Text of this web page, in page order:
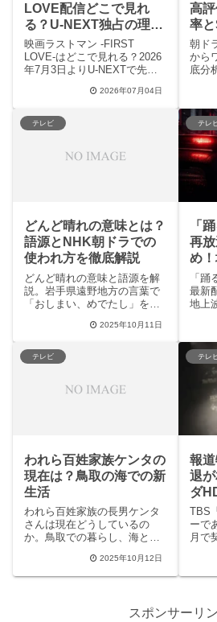
LOVE配信どこで見れ
る？U-NEXT独占の理由
と3つの見どころ
映画ラストマン -FIRST
LOVE-はどこで見れる？2026
年7月3日よりU-NEXTで先行
行収入17億円を突破した大ヒ
の追いラストマンの秘密、ド
ラマ版と合わせて一気にお得
します。
2026年07月04日
高
率
分析
朝ド
から
底分
話
翼」
リ
ます
上が
ど、
ドラ
う。
テレビ
どんど晴れの意味とは？
語源とNHK朝ドラでの
使われ方を徹底解説
どんど晴れの意味と語源を解
説。岩手県遠野地方の言葉で
「おしまい、めでたし」を意
方、SNSでの反響、現代の活
2025年10月11日
テレ
「
再
め
と
「
最新
地上
信
ク、
力
前に
した
す。
テレビ
われら百姓家族ケンタの
現在は？鳥取の海での新
生活
われら百姓家族の長男ケンタ
さんは現在どうしているの
か。鳥取での暮らし、海との
を検索意図に合わせて整理し
ます。
2025年10月12日
テレ
報
退
ダ
反
TBS
ーで
月で
響
は、
視聴
スポンサーリ